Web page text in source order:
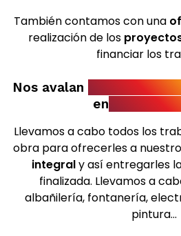
También contamos con una
realización de los
financiar los
Nos avalan
en
Llevamos a cabo todos los
obra para ofrecerles a
integraly así entregarles
finalizada. Llevamos a
albañilería, fontanería,
pintura...